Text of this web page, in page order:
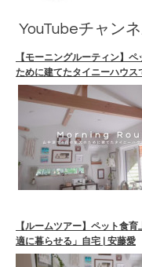
YouTubeチャン
【モーニングルーティン】
ために建てたタイニーハウ
【ルームツアー】ペット食
適に暮らせる」自宅 | 安藤愛